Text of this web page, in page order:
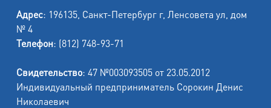
Адрес: 196135, Санкт-Петербург г, Ленсовета ул, дом
№ 4
Телефон: (812) 748-93-71
Свидетельство: 47 №003093505 от 23.05.2012
Индивидуальный предприниматель Сорокин Денис
Николаевич